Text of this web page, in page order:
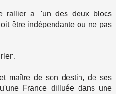
rallier a l'un des deux blocs
être indépendante ou ne pas
maître de son destin, de ses
France dilluée dans une